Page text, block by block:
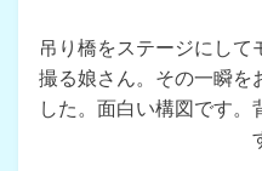
吊り橋をステージにして
撮る娘さん。その一瞬を
した。面白い構図です